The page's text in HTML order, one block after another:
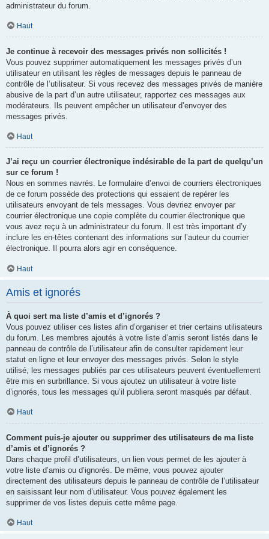
administrateur du forum.
Haut
Je continue à recevoir des messages privés non sollicités !
Vous pouvez supprimer automatiquement les messages privés d’un
utilisateur en utilisant les règles de messages depuis le panneau de
contrôle de l’utilisateur. Si vous recevez des messages privés de manière
abusive de la part d’un autre utilisateur, rapportez ces messages aux
modérateurs. Ils peuvent empêcher un utilisateur d’envoyer des
messages privés.
Haut
J’ai reçu un courrier électronique indésirable de la part de quelqu’un
sur ce forum !
Nous en sommes navrés. Le formulaire d’envoi de courriers électroniques
de ce forum possède des protections qui essaient de repérer les
utilisateurs envoyant de tels messages. Vous devriez envoyer par
courrier électronique une copie complète du courrier électronique que
vous avez reçu à un administrateur du forum. Il est très important d’y
inclure les en-têtes contenant des informations sur l’auteur du courrier
électronique. Il pourra alors agir en conséquence.
Haut
Amis et ignorés
À quoi sert ma liste d’amis et d’ignorés ?
Vous pouvez utiliser ces listes afin d’organiser et trier certains utilisateurs
du forum. Les membres ajoutés à votre liste d’amis seront listés dans le
panneau de contrôle de l’utilisateur afin de consulter rapidement leur
statut en ligne et leur envoyer des messages privés. Selon le style
utilisé, les messages publiés par ces utilisateurs peuvent éventuellement
être mis en surbrillance. Si vous ajoutez un utilisateur à votre liste
d’ignorés, tous les messages qu’il publiera seront masqués par défaut.
Haut
Comment puis-je ajouter ou supprimer des utilisateurs de ma liste
d’amis et d’ignorés ?
Dans chaque profil d’utilisateurs, un lien vous permet de les ajouter à
votre liste d’amis ou d’ignorés. De même, vous pouvez ajouter
directement des utilisateurs depuis le panneau de contrôle de l’utilisateur
en saisissant leur nom d’utilisateur. Vous pouvez également les
supprimer de vos listes depuis cette même page.
Haut